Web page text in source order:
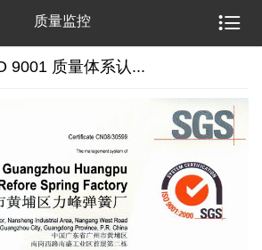
质量监控 
9001 质量体系认...